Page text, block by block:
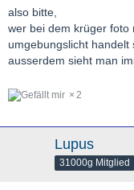
also bitte,
wer bei dem krüger foto
umgebungslicht handelt
ausserdem sieht man
2
Lupus
31000g Mitglied